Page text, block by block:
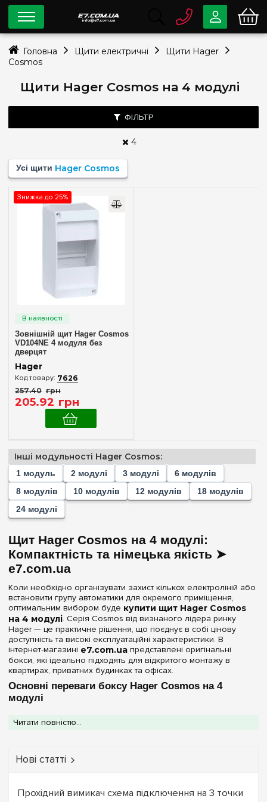
Щити Hager Cosmos на 4 модулі
ФІЛЬТР
Зовнішній (1)
Кількість модулів
(+5)
10(+5)
12(+8)
18(+8)
24(+10)
Комплектація клемами PE+N
Немає в комплекті
Пластик(1)
Дверцята
Без дверцят
Колір корпусу
Білий(1)
Ступінь захисту IP
IP30(1)
Двері
Без дверцят(1)
Очистити вибір
4
Усі щити Hager Cosmos
Знижка до 25%
Зовнішній щит Hager Cosmos
VD104NE 4 модуля без
дверцят
Hager
7626
257.40 грн
205.92 грн
Інші модульності Hager Cosmos:
1 модуль 2 модулі 3 модулі
6 модулів
8 модулів
10 модулів 12 модулів
18 модулів
24 модулі
Щит Hager Cosmos на 4 модулі:
Компактність та німецька якість ➤
e7.com.ua
Коли необхідно організувати захист кількох електроліній або
встановити групу автоматики для окремого приміщення,
оптимальним вибором буде купити щит Hager Cosmos
на 4 модулі. Серія Cosmos від визнаного лідера ринку
Hager — це практичне рішення, що поєднує в собі цінову
доступність та високі експлуатаційні характеристики. В
інтернет-магазині e7.com.ua представлені оригінальні
бокси, які ідеально підходять для відкритого монтажу в
квартирах, приватних будинках та офісах.
Основні переваги боксу Hager Cosmos на 4
модулі
швидкий доступ до обладнання:
миттєвий доступ до них.
та не змінює відтінок з часом.
Читати повністю...
Нові статті
Прохідний вимикач схема підключення на 3 точки
0 80033-63-07
Безкоштовно
044334-79-78
Viber Telegram
Головна Щити електричні
Щити Hager
Cosmos